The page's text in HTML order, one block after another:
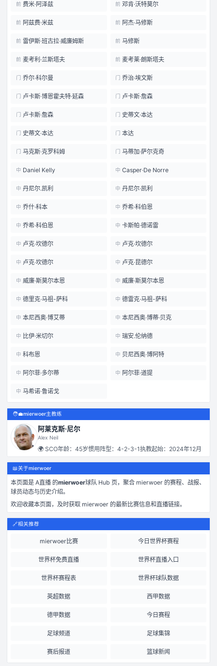
前 费米·阿泽兹 前 邓肯·沃特莫尔
前 阿兹费·米兹 前 阿杰·马修斯
前 雷伊斯·班古拉·威廉姆斯 前 马修斯
前 麦考利·兰斯塔夫 前 麦考莱·朗斯塔夫
门 乔尔·科尔曼 门 乔治·埃文斯
门 卢卡斯·博恩霍夫特·延森 门 卢卡斯·詹森
门 卢卡斯·詹森 门 史蒂文·本达
门 史蒂文·本达 门 本达
门 马克斯·克罗科姆 门 马蒂加·萨尔克奇
中 Daniel Kelly 中 Casper·De Norre
中 丹尼尔.凯利 中 丹尼尔·凯利
中 乔什·科本 中 乔希·科伯恩
中 乔希·科伯恩 中 卡斯帕·德诺雷
中 卢克·坎德尔 中 卢克·坎德尔
中 卢克·坎德尔 中 卢克·昆德尔
中 威廉·斯莫尔本恩 中 威廉·斯莫尔本恩
中 德里克·马祖-萨科 中 德雷克·马祖-萨科
中 本尼西奥·博艾蒂 中 本尼西奥·博蒂·贝克
中 比伊·米切尔 中 瑞安.伦纳德
中 科布恩 中 贝尼西奥·博阿特
中 阿尔菲·多尔蒂 中 阿尔菲·道提
中 马希诺·鲁诺戈
🧑‍💼mierwoer主教练
阿莱克斯·尼尔
Alex Neil
🌍 SCO年龄： 45岁惯用阵型： 4-2-3-1执教起始： 2024年12月
📖关于mierwoer
本页面是 A直播 的mierwoer球队 Hub 页，聚合 mierwoer 的赛程、战报、
球员动态与历史介绍。
欢迎收藏本页面，及时获取 mierwoer 的最新比赛信息和直播链接。
🔗相关推荐
mierwoer比赛 今日世界杯赛程
世界杯免费直播 世界杯直播入口
世界杯赛程表 世界杯球队数据
英超数据 西甲数据
德甲数据 今日赛程
足球频道 足球集锦
赛后报道 篮球新闻